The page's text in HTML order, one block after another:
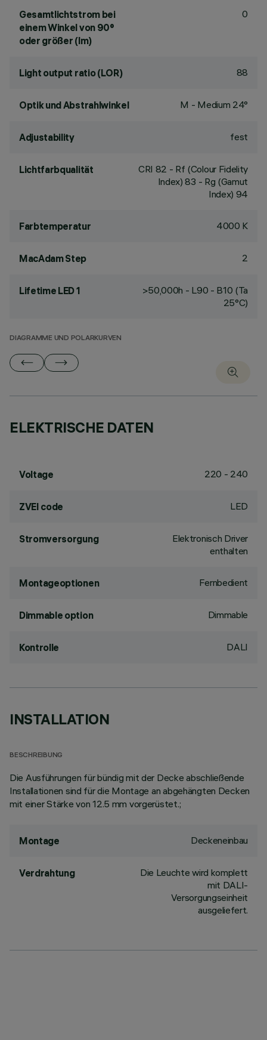
Gesamtlichtstrom bei
einem Winkel von 90°
oder größer (lm)
0
Light output ratio (LOR) 88
Optik und Abstrahlwinkel M - Medium 24°
Adjustability fest
Lichtfarbqualität CRI 82 - Rf (Colour Fidelity
Index) 83 - Rg (Gamut
Index) 94
Farbtemperatur 4000 K
MacAdam Step 2
Lifetime LED 1
>50,000h - L90 - B10 (Ta
25°C)
DIAGRAMME UND POLARKURVEN
ELEKTRISCHE DATEN
Voltage 220 - 240
ZVEI code LED
Stromversorgung
Elektronisch Driver
enthalten
Montageoptionen Fernbedient
Dimmable option Dimmable
Kontrolle DALI
INSTALLATION
BESCHREIBUNG
Die Ausführungen für bündig mit der Decke abschließende
Installationen sind für die Montage an abgehängten Decken
mit einer Stärke von 12.5 mm vorgerüstet.;
Montage Deckeneinbau
Verdrahtung
Die Leuchte wird komplett
mit DALI-
Versorgungseinheit
ausgeliefert.